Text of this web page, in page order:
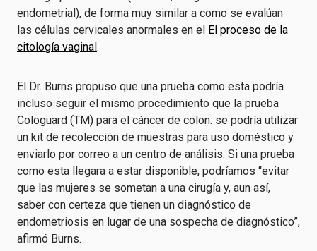
endometrial), de forma muy similar a como se evalúan
las células cervicales anormales en el El proceso de la
citología vaginal.
El Dr. Burns propuso que una prueba como esta podría
incluso seguir el mismo procedimiento que la prueba
Cologuard (TM) para el cáncer de colon: se podría utilizar
un kit de recolección de muestras para uso doméstico y
enviarlo por correo a un centro de análisis. Si una prueba
como esta llegara a estar disponible, podríamos “evitar
que las mujeres se sometan a una cirugía y, aun así,
saber con certeza que tienen un diagnóstico de
endometriosis en lugar de una sospecha de diagnóstico”,
afirmó Burns.